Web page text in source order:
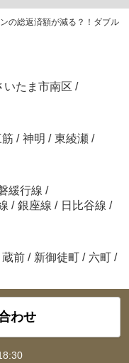
の総返済額が減る？！ダブル
いたま市南区 /
筋 / 神明 / 東綾瀬 /
緩行線 /
/ 銀座線 / 日比谷線 /
蔵前 / 新御徒町 / 六町 /
わせ